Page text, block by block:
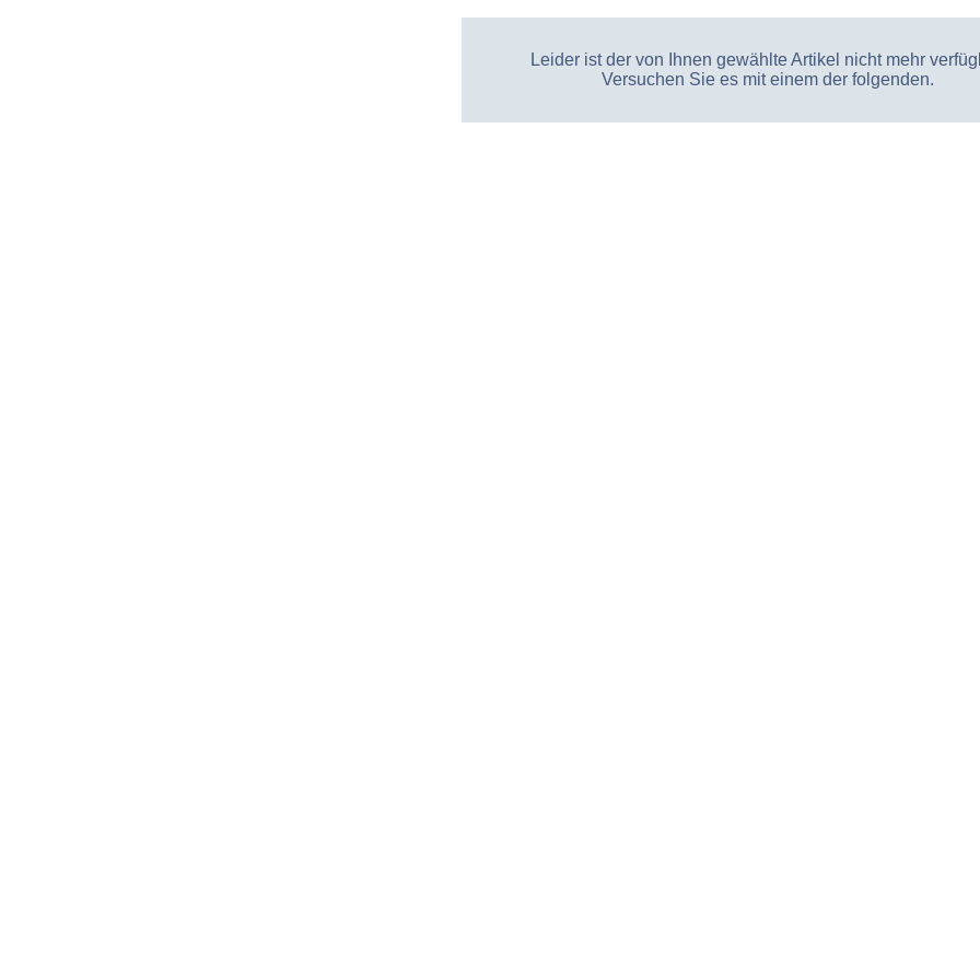
Leider ist der von Ihnen gewählte Artikel nicht mehr
Versuchen Sie es mit einem der folgenden.